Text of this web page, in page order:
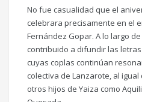
No fue casualidad que el
celebrara precisamente en el
Fernández Gopar. A lo largo
contribuido a difundir las
cuyas coplas continúan
colectiva de Lanzarote, al
otros hijos de Yaiza como